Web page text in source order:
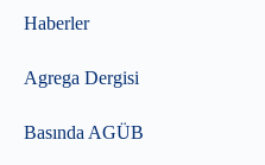
Haberler
Agrega Dergisi
Basında AGÜB